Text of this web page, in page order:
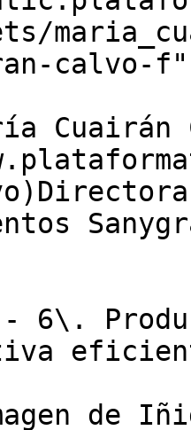
calvo-
6\.